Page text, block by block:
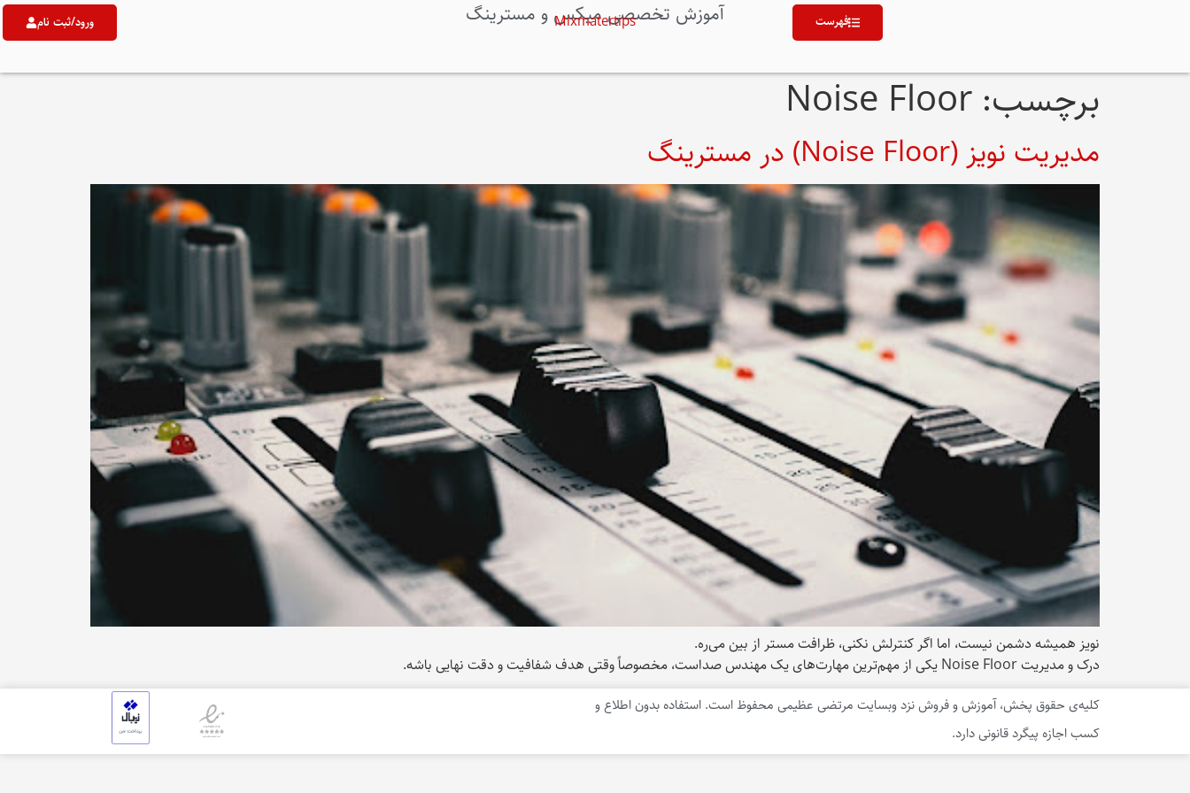
فهرست آموزش تخصصی میکس و مسترینگ
Mixmatertips ورود/ثبت نام
برچسب: Noise Floor
مدیریت نویز (Noise Floor) در مسترینگ
نویز همیشه دشمن نیست، اما اگر کنترلش نکنی، ظرافت مستر از بین می‌ره.
درک و مدیریت Noise Floor یکی از مهم‌ترین مهارت‌های یک مهندس صداست، مخصوصاً وقتی هدف شفافیت و دقت نهایی باشه.
کلیه‌ی حقوق پخش، آموزش و فروش نزد وبسایت مرتضی عظیمی محفوظ است. استفاده بدون اطلاع و
کسب اجازه پیگرد قانونی دارد.